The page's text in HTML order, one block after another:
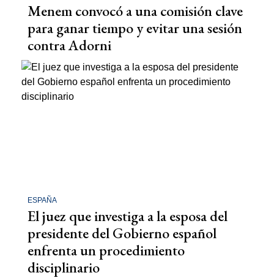
Menem convocó a una comisión clave
para ganar tiempo y evitar una sesión
contra Adorni
ESPAÑA
El juez que investiga a la esposa del
presidente del Gobierno español
enfrenta un procedimiento
disciplinario